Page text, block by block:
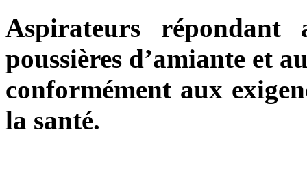
Aspirateurs répondant
poussières d’amiante et
conformément aux
la santé.